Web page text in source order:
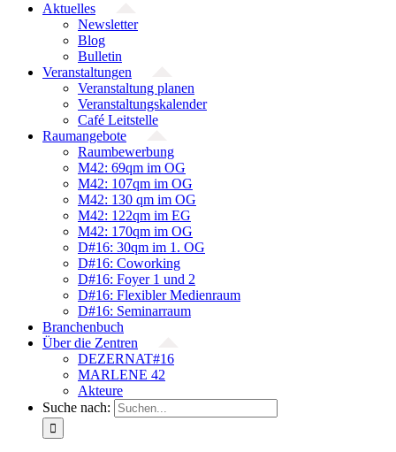
Aktuelles
Newsletter
Blog
Bulletin
Veranstaltungen
Veranstaltung planen
Veranstaltungskalender
Café Leitstelle
Raumangebote
Raumbewerbung
M42: 69qm im OG
M42: 107qm im OG
M42: 130 qm im OG
M42: 122qm im EG
M42: 170qm im OG
D#16: 30qm im 1. OG
D#16: Coworking
D#16: Foyer 1 und 2
D#16: Flexibler Medienraum
D#16: Seminarraum
Branchenbuch
Über die Zentren
DEZERNAT#16
MARLENE 42
Akteure
Suche nach: